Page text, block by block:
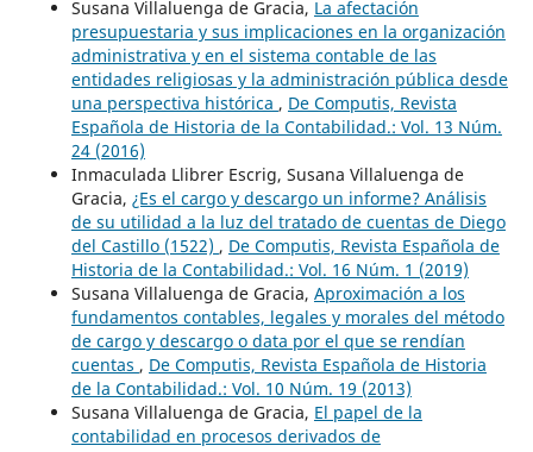
Susana Villaluenga de Gracia, La afectación
presupuestaria y sus implicaciones en la organización
administrativa y en el sistema contable de las
entidades religiosas y la administración pública desde
una perspectiva histórica , De Computis, Revista
Española de Historia de la Contabilidad.: Vol. 13 Núm.
24 (2016)
Inmaculada Llibrer Escrig, Susana Villaluenga de
Gracia, ¿Es el cargo y descargo un informe? Análisis
de su utilidad a la luz del tratado de cuentas de Diego
del Castillo (1522) , De Computis, Revista Española de
Historia de la Contabilidad.: Vol. 16 Núm. 1 (2019)
Susana Villaluenga de Gracia, Aproximación a los
fundamentos contables, legales y morales del método
de cargo y descargo o data por el que se rendían
cuentas , De Computis, Revista Española de Historia
de la Contabilidad.: Vol. 10 Núm. 19 (2013)
Susana Villaluenga de Gracia, El papel de la
contabilidad en procesos derivados de